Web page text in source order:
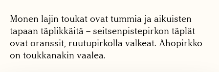
Monen lajin toukat ovat tummia ja aikuisten
tapaan täplikkäitä – seitsenpistepirkon täplät
ovat oranssit, ruutupirkolla valkeat. Ahopirkko
on toukkanakin vaalea.